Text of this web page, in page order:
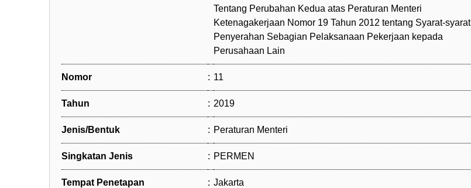
Tentang Perubahan Kedua atas Peraturan Menteri
Ketenagakerjaan Nomor 19 Tahun 2012 tentang Syarat-syarat
Penyerahan Sebagian Pelaksanaan Pekerjaan kepada
Perusahaan Lain
Nomor : 11
Tahun : 2019
Jenis/Bentuk : Peraturan Menteri
Singkatan Jenis : PERMEN
Tempat Penetapan : Jakarta